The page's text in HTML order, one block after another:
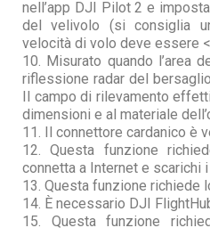
nell’app DJI Pilot 2 e
del velivolo (si consiglia
velocità di volo deve essere
10. Misurato quando l’area
riflessione radar del
Il campo di rilevamento
dimensioni e al materiale
11. Il connettore cardanico è
12. Questa funzione
connetta a Internet e scarichi
13. Questa funzione richiede
14. È necessario DJI
15. Questa funzione